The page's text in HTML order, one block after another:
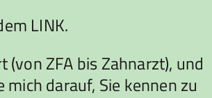
LINK.
ZFA bis Zahnarzt), und
darauf, Sie kennen zu